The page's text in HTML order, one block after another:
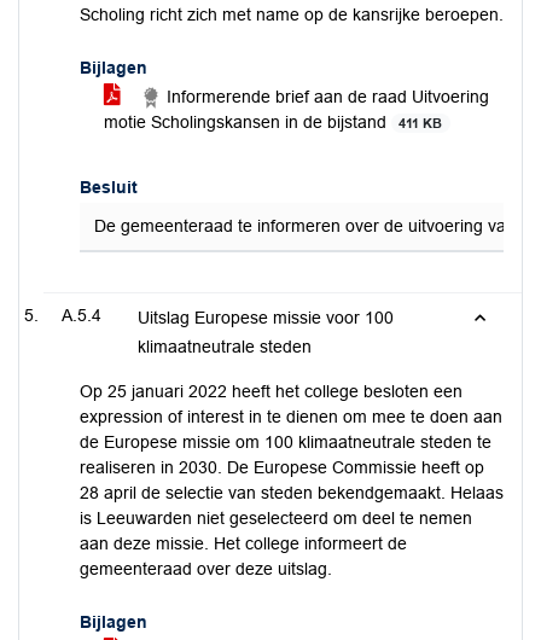
Scholing richt zich met name op de kansrijke beroepen.
Bijlagen
Informerende brief aan de raad Uitvoering
motie Scholingskansen in de bijstand
411 KB
Besluit
De gemeenteraad te informeren over de uitvoering van
A.5.4
Uitslag Europese missie voor 100
klimaatneutrale steden
Op 25 januari 2022 heeft het college besloten een
expression of interest in te dienen om mee te doen aan
de Europese missie om 100 klimaatneutrale steden te
realiseren in 2030. De Europese Commissie heeft op
28 april de selectie van steden bekendgemaakt. Helaas
is Leeuwarden niet geselecteerd om deel te nemen
aan deze missie. Het college informeert de
gemeenteraad over deze uitslag.
Bijlagen